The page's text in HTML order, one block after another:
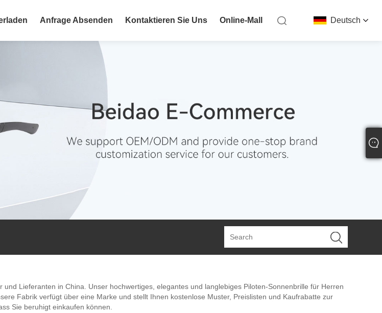
Deutsch
Anfrage Absenden Kontaktieren Sie Uns Online-Mall
Lieferanten in China. Unser hochwertiges, elegantes und langlebiges Piloten-Sonnenbrille für Herren
Fabrik verfügt über eine Marke und stellt Ihnen kostenlose Muster, Preislisten und Kaufrabatte zur
Sie beruhigt einkaufen können.